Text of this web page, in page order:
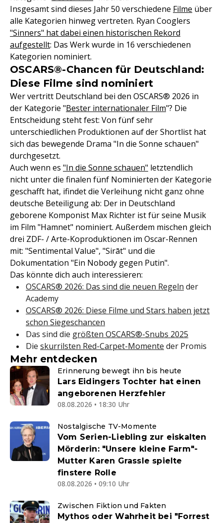
Insgesamt sind dieses Jahr 50 verschiedene Filme über
alle Kategorien hinweg vertreten. Ryan Cooglers
"Sinners" hat dabei einen historischen Rekord
aufgestellt: Das Werk wurde in 16 verschiedenen
Kategorien nominiert.
OSCARS®-Chancen für Deutschland:
Diese Filme sind nominiert
Wer vertritt Deutschland bei den OSCARS® 2026 in
der Kategorie "Bester internationaler Film"? Die
Entscheidung steht fest: Von fünf sehr
unterschiedlichen Produktionen auf der Shortlist hat
sich das bewegende Drama "In die Sonne schauen"
durchgesetzt.
Auch wenn es "In die Sonne schauen" letztendlich
nicht unter die finalen fünf Nominierten der Kategorie
geschafft hat, ifindet die Verleihung nicht ganz ohne
deutsche Beteiligung ab: Der in Deutschland
geborene Komponist Max Richter ist für seine Musik
im Film "Hamnet" nominiert. Außerdem mischen gleich
drei ZDF- / Arte-Koproduktionen im Oscar-Rennen
mit: "Sentimental Value", "Sirāt" und die
Dokumentation "Ein Nobody gegen Putin".
Das könnte dich auch interessieren:
OSCARS® 2026: Das sind die neuen Regeln der
Academy
OSCARS® 2026: Diese Filme und Stars haben jetzt
schon Siegeschancen
Das sind die größten OSCARS®-Snubs 2025
Die skurrilsten Red-Carpet-Momente der Promis
Mehr entdecken
Erinnerung bewegt ihn bis heute
Lars Eidingers Tochter hat einen
angeborenen Herzfehler
08.08.2026 • 18:30 Uhr
Nostalgische TV-Momente
Vom Serien-Liebling zur eiskalten
Mörderin: "Unsere kleine Farm"-
Mutter Karen Grassle spielte
finstere Rolle
08.08.2026 • 09:10 Uhr
Zwischen Fiktion und Fakten
Mythos oder Wahrheit bei "Forrest